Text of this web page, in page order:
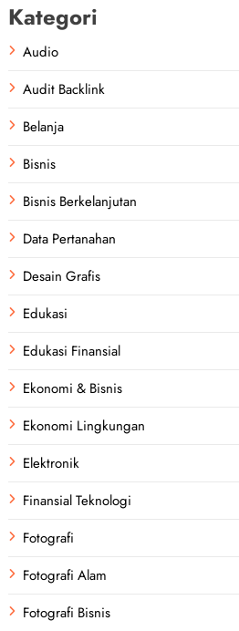
Kategori
Audio
Audit Backlink
Belanja
Bisnis
Bisnis Berkelanjutan
Data Pertanahan
Desain Grafis
Edukasi
Edukasi Finansial
Ekonomi & Bisnis
Ekonomi Lingkungan
Elektronik
Finansial Teknologi
Fotografi
Fotografi Alam
Fotografi Bisnis